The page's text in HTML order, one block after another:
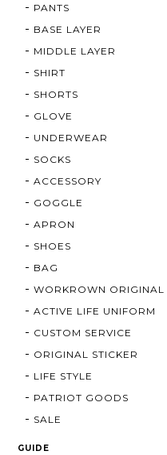
PANTS
BASE LAYER
MIDDLE LAYER
SHIRT
SHORTS
GLOVE
UNDERWEAR
SOCKS
ACCESSORY
GOGGLE
APRON
SHOES
BAG
WORKROWN ORIGINAL
ACTIVE LIFE UNIFORM
CUSTOM SERVICE
ORIGINAL STICKER
LIFE STYLE
PATRIOT GOODS
SALE
GUIDE